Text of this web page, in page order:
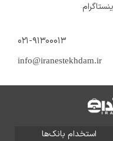
۰۲۱-۹۱۳۰۰۰۱۳
info@iranestekhdam.ir
استخدام بانک‌ها